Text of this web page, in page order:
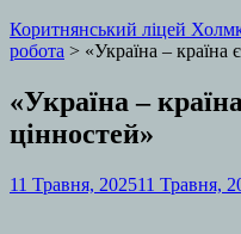
Коритнянський ліцей
робота > «Україна – країна
«Україна –
цінностей»
11 Травня, 202511 Травня,